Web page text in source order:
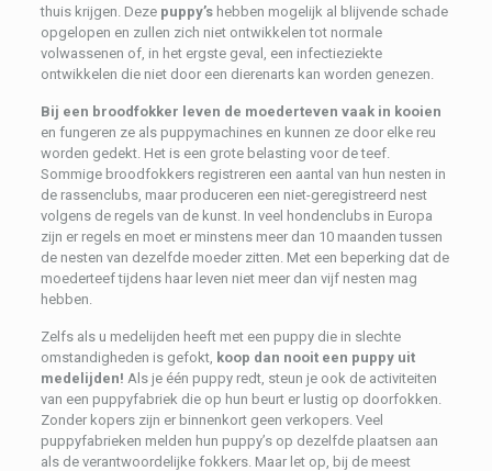
thuis krijgen. Deze puppy’shebben mogelijk al blijvende schade
opgelopen en zullen zich niet ontwikkelen tot normale
volwassenen of, in het ergste geval, een infectieziekte
ontwikkelen die niet door een dierenarts kan worden genezen.
Bij een broodfokker leven de moederteven vaak in kooien
en fungeren ze als puppymachines en kunnen ze door elke reu
worden gedekt. Het is een grote belasting voor de teef.
Sommige broodfokkers registreren een aantal van hun nesten in
de rassenclubs, maar produceren een niet-geregistreerd nest
volgens de regels van de kunst. In veel hondenclubs in Europa
zijn er regels en moet er minstens meer dan 10 maanden tussen
de nesten van dezelfde moeder zitten. Met een beperking dat de
moederteef tijdens haar leven niet meer dan vijf nesten mag
hebben.
Zelfs als u medelijden heeft met een puppy die in slechte
omstandigheden is gefokt, koop dan nooit een puppy uit
medelijden! Als je één puppy redt, steun je ook de activiteiten
van een puppyfabriek die op hun beurt er lustig op doorfokken.
Zonder kopers zijn er binnenkort geen verkopers. Veel
puppyfabrieken melden hun puppy’s op dezelfde plaatsen aan
als de verantwoordelijke fokkers. Maar let op, bij de meest